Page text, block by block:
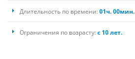
Длительность по времени:01ч. 00мин.
Ограничения по возрасту:с 10 лет.